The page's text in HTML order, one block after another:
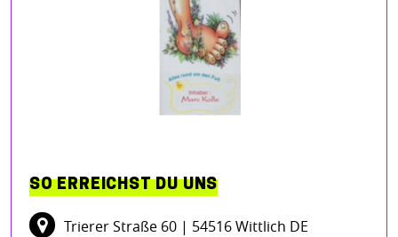
SO ERREICHST DU UNS
Trierer Straße 60 | 54516 Wittlich DE